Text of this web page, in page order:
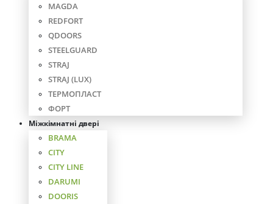
MAGDA
REDFORT
QDOORS
STEELGUARD
STRAJ
STRAJ (LUX)
ТЕРМОПЛАСТ
ФОРТ
Міжкімнатні двері
BRAMA
CITY
CITY LINE
DARUMI
DOORIS